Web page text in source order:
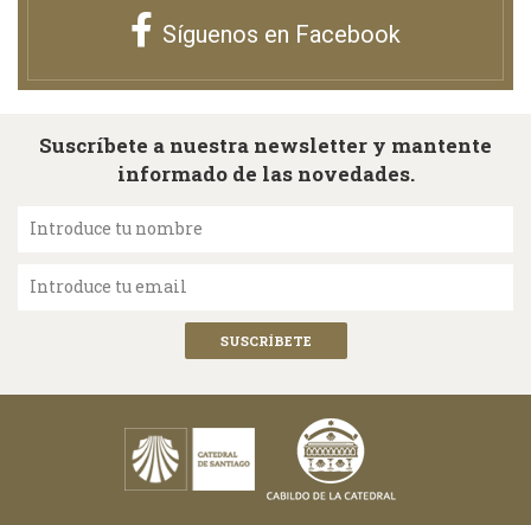
Síguenos en Facebook
Suscríbete a nuestra newsletter y mantente
informado de las novedades.
Introduce tu nombre
Introduce tu email